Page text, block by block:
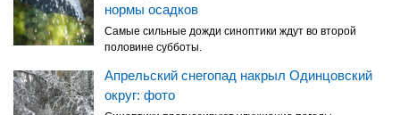
нормы осадков
Самые сильные дожди синоптики ждут во второй
половине субботы.
Апрельский снегопад накрыл Одинцовский
округ: фото